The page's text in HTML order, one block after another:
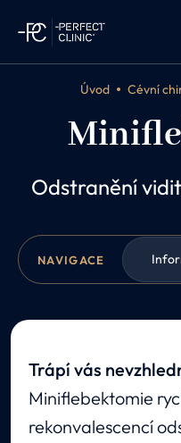
Úvod Cévní
Odstranění
NAVIGACE
Trápí vás
Miniflebektomie
rekonvalescencí